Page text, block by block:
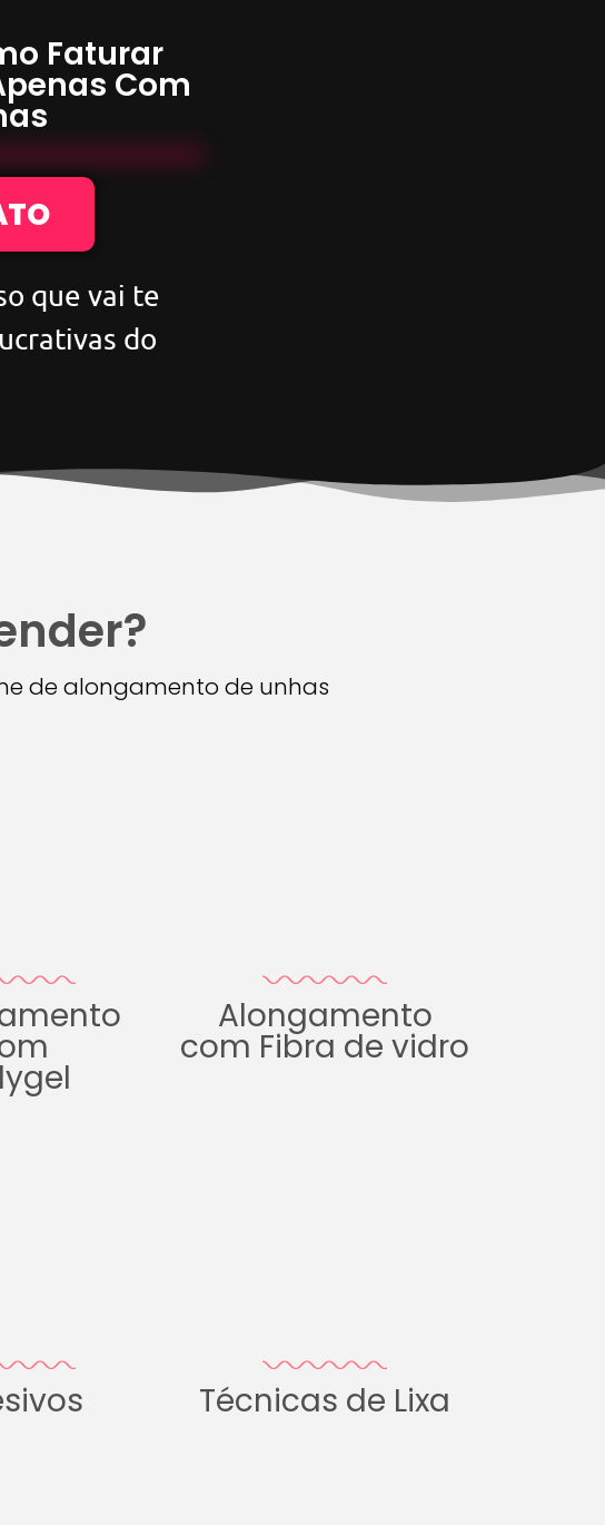
Faturar
Com
que vai te
do
de alongamento de unhas
Alongamento
com Fibra de vidro
Técnicas de Lixa